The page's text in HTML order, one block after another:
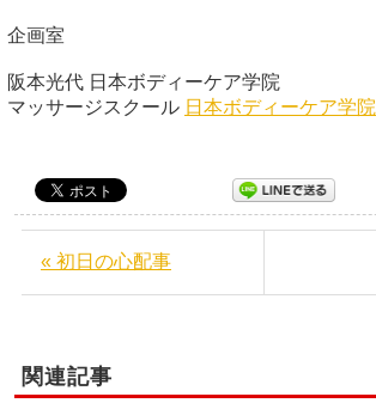
企画室
阪本光代 日本ボディーケア学院
マッサージスクール 日本ボディーケア学院
« 初日の心配事
関連記事